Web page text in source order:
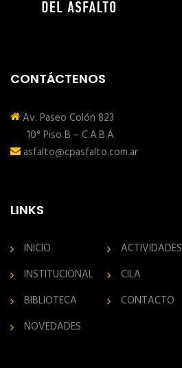
CONTÁCTENOS
Av. Paseo Colón 823
10° Piso B – C.A.B.A.
asfalto@cpasfalto.com.ar
LINKS
INICIO
INSTITUCIONAL
BIBLIOTECA
NOVEDADES
ACTIVIDADES
CILA
CONTACTO